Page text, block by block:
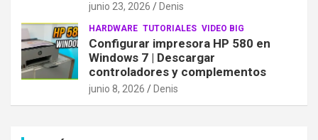
junio 23, 2026 Denis
HARDWARE TUTORIALES VIDEO BIG
Configurar impresora HP 580 en
Windows 7 | Descargar
controladores y complementos
junio 8, 2026 Denis